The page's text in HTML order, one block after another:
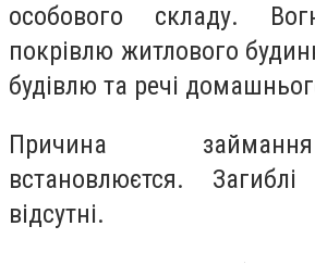
особового складу.
покрівлю житлового
будівлю та речі
Причина
встановлюєтся.
відсутні.